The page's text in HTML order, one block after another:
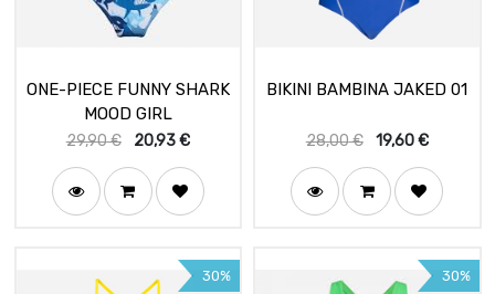
ONE-PIECE FUNNY SHARK
MOOD GIRL
29,90€ 20,93€
BIKINI BAMBINA JAKED 01
28,00€ 19,60€
30% 30%